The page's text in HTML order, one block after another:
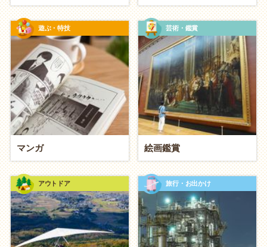
遊ぶ・特技
マンガ
芸術・鑑賞
絵画鑑賞
アウトドア 旅行・お出かけ